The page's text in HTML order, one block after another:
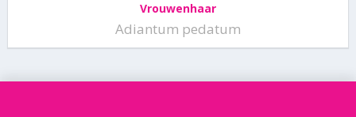
Vrouwenhaar
Adiantum pedatum